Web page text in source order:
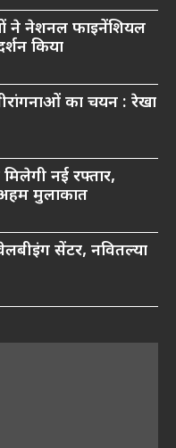
ने नेशनल फाइनेंशियल
किया
का चयन : रेखा
नई रफ्तार,
अहम मुलाकात
सेंटर, नवितल्या